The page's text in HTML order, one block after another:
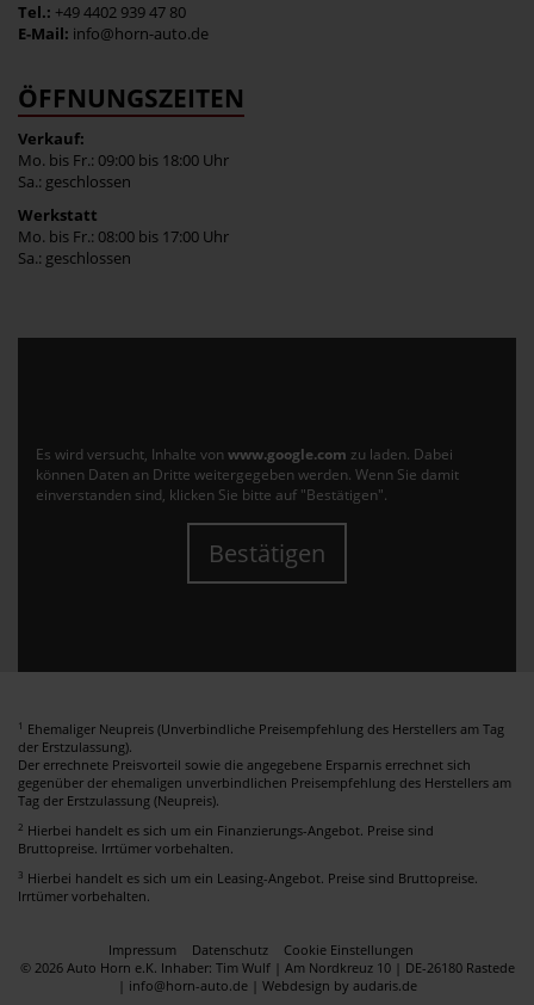
Tel.: +49 4402 939 47 80
E-Mail: info@horn-auto.de
ÖFFNUNGSZEITEN
Verkauf:
Mo. bis Fr.: 09:00 bis 18:00 Uhr
Sa.: geschlossen
Werkstatt
Mo. bis Fr.: 08:00 bis 17:00 Uhr
Sa.: geschlossen
Es wird versucht, Inhalte von www.google.com zu laden. Dabei
können Daten an Dritte weitergegeben werden. Wenn Sie damit
einverstanden sind, klicken Sie bitte auf "Bestätigen".
Bestätigen
1 Ehemaliger Neupreis (Unverbindliche Preisempfehlung des Herstellers am Tag
der Erstzulassung).
Der errechnete Preisvorteil sowie die angegebene Ersparnis errechnet sich
gegenüber der ehemaligen unverbindlichen Preisempfehlung des Herstellers am
Tag der Erstzulassung (Neupreis).
2 Hierbei handelt es sich um ein Finanzierungs-Angebot. Preise sind
Bruttopreise. Irrtümer vorbehalten.
3 Hierbei handelt es sich um ein Leasing-Angebot. Preise sind Bruttopreise.
Irrtümer vorbehalten.
Impressum Datenschutz
Cookie Einstellungen
© 2026 Auto Horn e.K. Inhaber: Tim Wulf | Am Nordkreuz 10 | DE-26180 Rastede
| info@horn-auto.de | Webdesign by audaris.de